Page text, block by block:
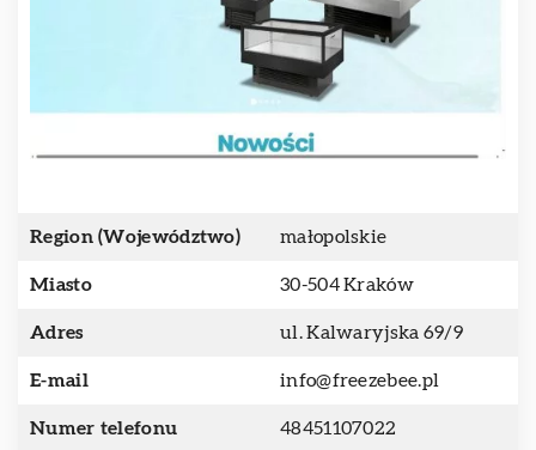
Region (Województwo) małopolskie
Miasto 30-504 Kraków
Adres ul. Kalwaryjska 69/9
E-mail info@freezebee.pl
Numer telefonu 48451107022